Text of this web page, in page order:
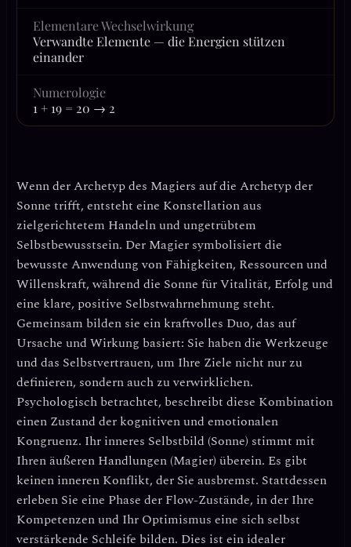
Elementare Wechselwirkung
Verwandte Elemente — die Energien stützen
einander
Numerologie
1 + 19 = 20 → 2
Wenn derArchetyp des Magiers auf die Archetyp der
Sonne trifft, entsteht eine Konstellation aus
zielgerichtetem Handeln und ungetrübtem
Selbstbewusstsein. Der Magier symbolisiert die
bewusste Anwendung von Fähigkeiten, Ressourcen und
Willenskraft, während die Sonne für Vitalität, Erfolg und
eine klare, positive Selbstwahrnehmung steht.
Gemeinsam bilden sie ein kraftvolles Duo, das auf
Ursache und Wirkung basiert: Sie haben die Werkzeuge
und das Selbstvertrauen, um Ihre Ziele nicht nur zu
definieren, sondern auch zu verwirklichen.
Psychologisch betrachtet, beschreibt diese Kombination
einen Zustand der kognitiven und emotionalen
Kongruenz. Ihr inneres Selbstbild (Sonne) stimmt mit
Ihren äußeren Handlungen (Magier) überein. Es gibt
keinen inneren Konflikt, der Sie ausbremst. Stattdessen
erleben Sie eine Phase der Flow-Zustände, in der Ihre
Kompetenzen und Ihr Optimismus eine sich selbst
verstärkende Schleife bilden. Dies ist ein idealer